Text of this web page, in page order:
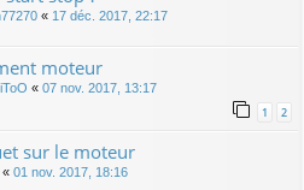
« 17 déc. 2017, 22:17
moteur
« 07 nov. 2017, 13:17
1 2
sur le moteur
« 01 nov. 2017, 18:16